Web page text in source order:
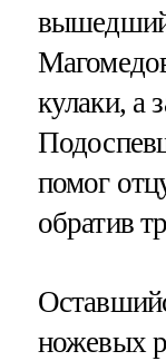
кулаки, а
помог
обратив
ножевых